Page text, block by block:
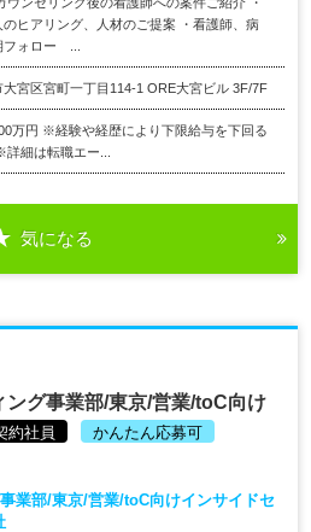
ヒアリング、人材のご提案 ・看護師、病
フォロー ...
宮区宮町一丁目114-1 ORE大宮ビル 3F/7F
万円 ※経験や経歴により下限給与を下回る
細は転職エー...
気になる
ング事業部/東京/営業/toC向け
約社員 かんたん応募可
業部/東京/営業/toC向けインサイドセ